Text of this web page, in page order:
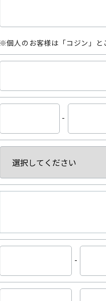
※個人のお客様は「コジン」と
-
-